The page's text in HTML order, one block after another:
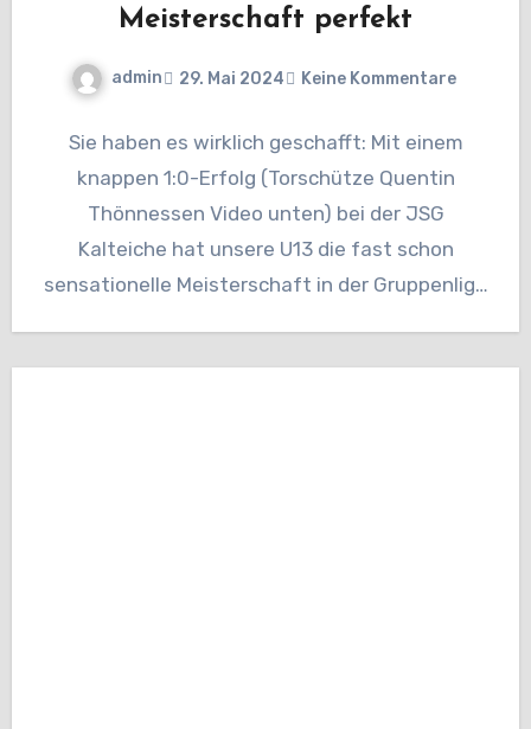
Meisterschaft perfekt
admin 29. Mai 2024 Keine Kommentare
Sie haben es wirklich geschafft: Mit einem
knappen 1:0-Erfolg (Torschütze Quentin
Thönnessen Video unten) bei der JSG
Kalteiche hat unsere U13 die fast schon
sensationelle Meisterschaft in der Gruppenliga